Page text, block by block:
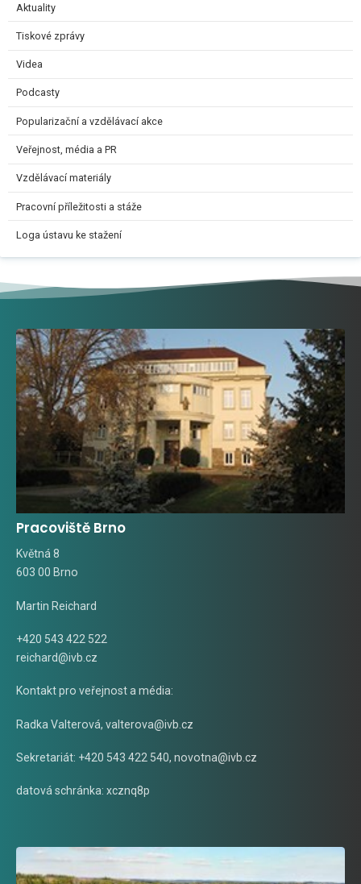
Aktuality
Tiskové zprávy
Videa
Podcasty
Popularizační a vzdělávací akce
Veřejnost, média a PR
Vzdělávací materiály
Pracovní příležitosti a stáže
Loga ústavu ke stažení
Pracoviště Brno
Květná 8
603 00 Brno
Martin Reichard
+420 543 422 522
reichard@ivb.cz
Kontakt pro veřejnost a média:
Radka Valterová, valterova@ivb.cz
Sekretariát: +420 543 422 540, novotna@ivb.cz
datová schránka: xcznq8p